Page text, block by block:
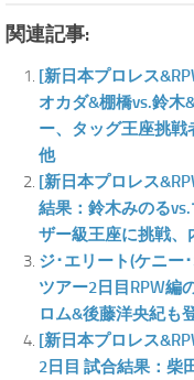
関連記事:
[新日本プロレス
オカダ&棚橋vs.鈴木
ー、タッグ王座挑戦
他
[新日本プロレス
結果：鈴木みのる
ザー級王座に挑戦、
ジ･エリート(ケニー
ツアー2日目RPW編
ロム&後藤洋央紀も
[新日本プロレス
2日目 試合結果：柴